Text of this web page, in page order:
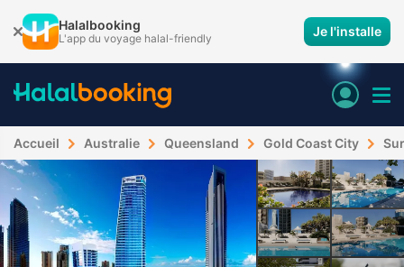
Halalbooking
L'app du voyage halal-friendly Je l'installe
Accueil Australie Queensland Gold Coast City